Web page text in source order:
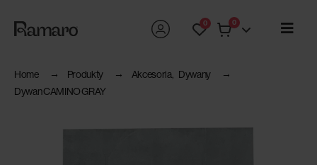
0 0
Home Produkty Akcesoria
Dywany
Dywan CAMINO GRAY